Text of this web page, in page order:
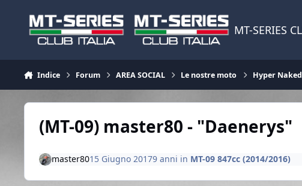
MT-SERIES
Indice Forum AREA SOCIAL Le nostre moto Hyper
(MT-09) master80 - "Daenerys"
master8015 Giugno 20179 anni in MT-09 847cc (2014/2016)